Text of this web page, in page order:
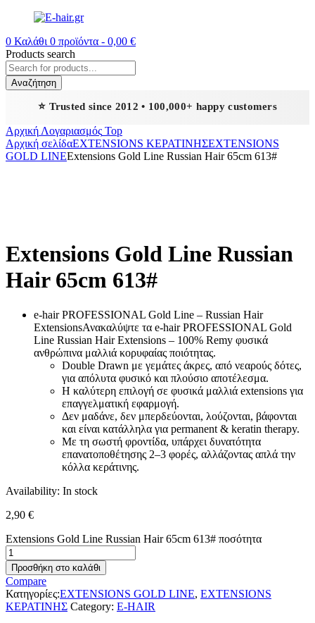
0 Καλάθι 0 προϊόντα - 0,00 €
Products search
Αναζήτηση
⭐ Trusted since 2012 • 100,000+ happy customers
Αρχική Λογαριασμός Top
Αρχική σελίδαEXTENSIONS ΚΕΡΑΤΙΝΗΣEXTENSIONS
GOLD LINEExtensions Gold Line Russian Hair 65cm 613#
Extensions Gold Line Russian
Hair 65cm 613#
e-hair PROFESSIONAL Gold Line – Russian Hair
ExtensionsΑνακαλύψτε τα e-hair PROFESSIONAL Gold
Line Russian Hair Extensions – 100% Remy φυσικά
ανθρώπινα μαλλιά κορυφαίας ποιότητας.
Double Drawn με γεμάτες άκρες, από νεαρούς δότες,
για απόλυτα φυσικό και πλούσιο αποτέλεσμα.
Η καλύτερη επιλογή σε φυσικά μαλλιά extensions για
επαγγελματική εφαρμογή.
Δεν μαδάνε, δεν μπερδεύονται, λούζονται, βάφονται
και είναι κατάλληλα για permanent & keratin therapy.
Με τη σωστή φροντίδα, υπάρχει δυνατότητα
επανατοποθέτησης 2–3 φορές, αλλάζοντας απλά την
κόλλα κεράτινης.
Availability: In stock
2,90 €
Extensions Gold Line Russian Hair 65cm 613# ποσότητα
Προσθήκη στο καλάθι
Compare
Κατηγορίες:EXTENSIONS GOLD LINE, EXTENSIONS
ΚΕΡΑΤΙΝΗΣ Category: E-HAIR